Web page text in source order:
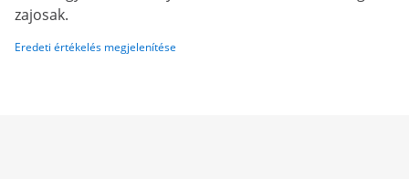
zajosak.
Eredeti értékelés megjelenítése